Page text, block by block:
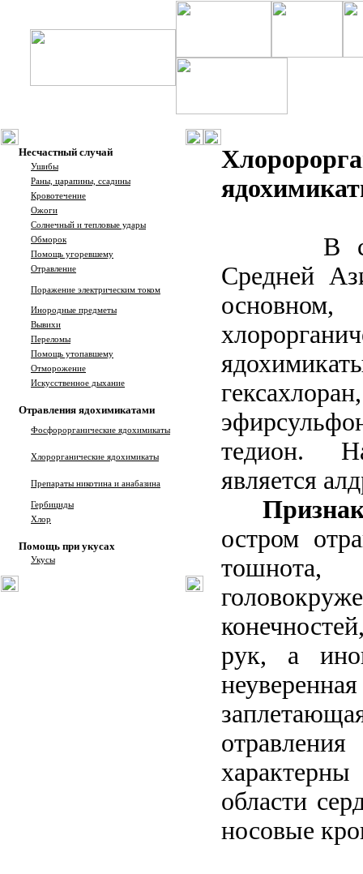
Несчастный случай
Ушибы
Раны, царапины, ссадины
Кровотечение
Ожоги
Солнечный и тепловые удары
Обморок
Помощь угоревшему
Отравление
Поражение электрическим током
Инородные предметы
Вывихи
Переломы
Помощь утопавшему
Отморожение
Искусственное дыхание
Отравления ядохимикатами
Фосфорорганические ядохимикаты
Хлорорганические ядохимикаты
Препараты никотина и анабазина
Гербициды
Хлор
Помощь при укусах
Укусы
В
Средней
тедион.
является
остром
рук, а
области
носовые